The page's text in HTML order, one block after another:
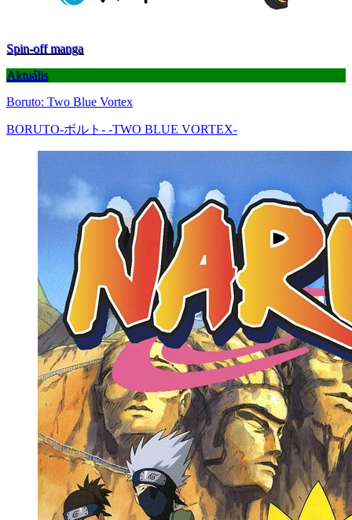
Spin-off manga
Aktuális
Boruto: Two Blue Vortex
BORUTO-ボルト- -TWO BLUE VORTEX-